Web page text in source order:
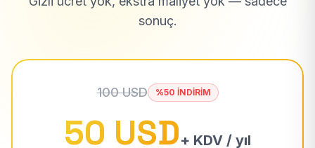
sonuç.
100 USD %50 İNDİRİM
50 USD+ KDV / yıl